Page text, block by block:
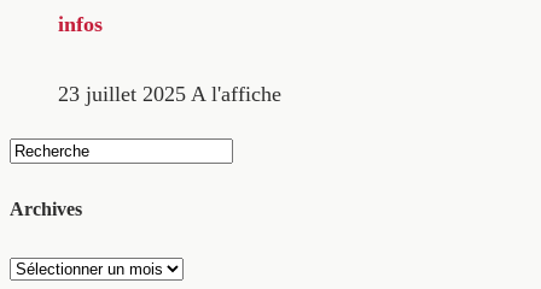
infos
23 juillet 2025 A l'affiche
Archives
Archives